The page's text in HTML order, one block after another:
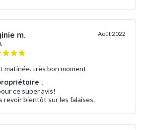
m. Août 2022
matinée. très bon moment
:
ce super avis!
revoir bientôt sur les falaises.